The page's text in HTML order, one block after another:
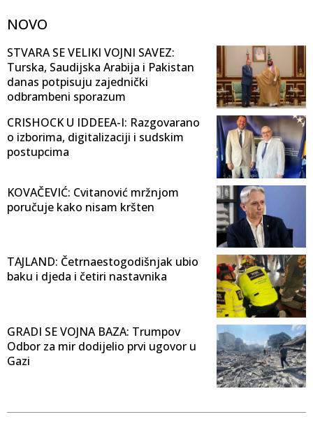
NOVO
STVARA SE VELIKI VOJNI SAVEZ:
Turska, Saudijska Arabija i Pakistan
danas potpisuju zajednički
odbrambeni sporazum
CRISHOCK U IDDEEA-I: Razgovarano
o izborima, digitalizaciji i sudskim
postupcima
KOVAČEVIĆ: Cvitanović mržnjom
poručuje kako nisam kršten
TAJLAND: Četrnaestogodišnjak ubio
baku i djeda i četiri nastavnika
GRADI SE VOJNA BAZA: Trumpov
Odbor za mir dodijelio prvi ugovor u
Gazi